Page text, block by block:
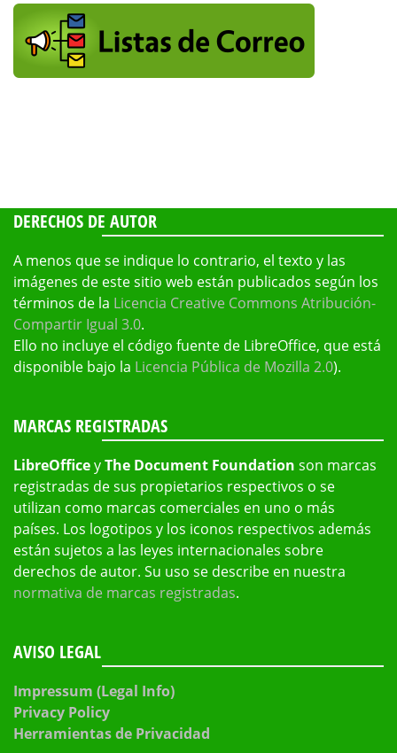
DERECHOS DE AUTOR
A menos que se indique lo contrario, el texto y las
imágenes de este sitio web están publicados según los
términos de la Licencia Creative Commons Atribución-
Compartir Igual 3.0.
Ello no incluye el código fuente de LibreOffice, que está
disponible bajo la Licencia Pública de Mozilla 2.0).
MARCAS REGISTRADAS
LibreOfficeyThe Document Foundation son marcas
registradas de sus propietarios respectivos o se
utilizan como marcas comerciales en uno o más
países. Los logotipos y los iconos respectivos además
están sujetos a las leyes internacionales sobre
derechos de autor. Su uso se describe en nuestra
normativa de marcas registradas.
AVISO LEGAL
Impressum (Legal Info)
Privacy Policy
Herramientas de Privacidad